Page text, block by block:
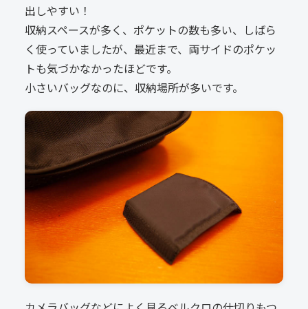
出しやすい！
収納スペースが多く、ポケットの数も多い、しばら
く使っていましたが、最近まで、両サイドのポケッ
トも気づかなかったほどです。
小さいバッグなのに、収納場所が多いです。